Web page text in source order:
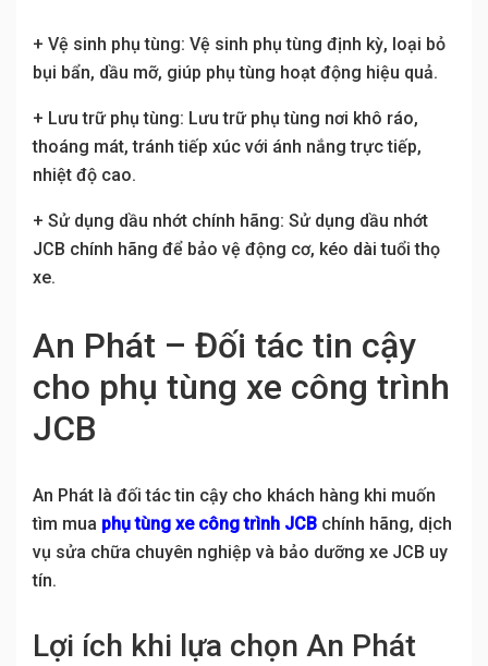
+ Vệ sinh phụ tùng: Vệ sinh phụ tùng định kỳ, loại bỏ
bụi bẩn, dầu mỡ, giúp phụ tùng hoạt động hiệu quả.
+ Lưu trữ phụ tùng: Lưu trữ phụ tùng nơi khô ráo,
thoáng mát, tránh tiếp xúc với ánh nắng trực tiếp,
nhiệt độ cao.
+ Sử dụng dầu nhớt chính hãng: Sử dụng dầu nhớt
JCB chính hãng để bảo vệ động cơ, kéo dài tuổi thọ
xe.
An Phát – Đối tác tin cậy
cho phụ tùng xe công trình
JCB
An Phát là đối tác tin cậy cho khách hàng khi muốn
tìm mua phụ tùng xe công trình JCB chính hãng, dịch
vụ sửa chữa chuyên nghiệp và bảo dưỡng xe JCB uy
tín.
Lợi ích khi lựa chọn An Phát